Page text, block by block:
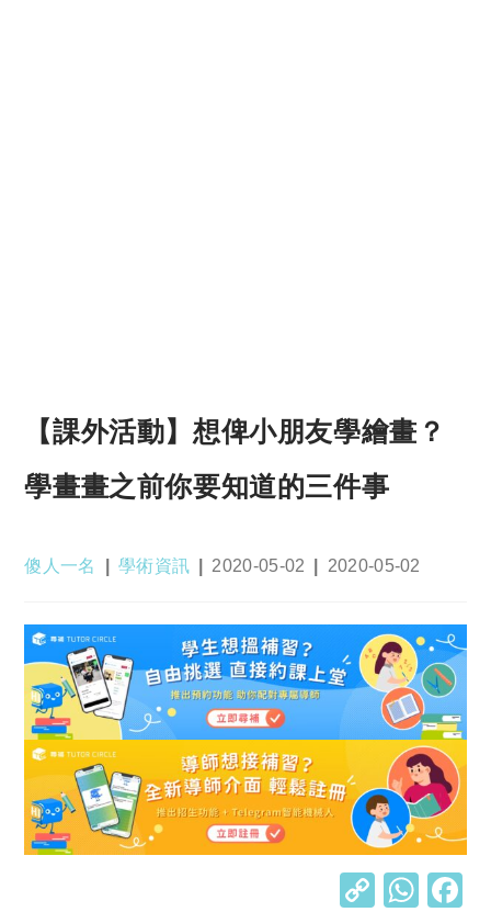
【課外活動】想俾小朋友學繪畫？
學畫畫之前你要知道的三件事
Post
傻人一名
Post
學術資訊
Post
2020-05-02
Post
2020-05-02
C W